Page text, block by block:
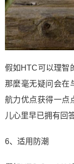
假如HTC可以理智
那麼毫无疑问会在
航力优点获得一点
儿心里早已拥有回答
6、适用防潮